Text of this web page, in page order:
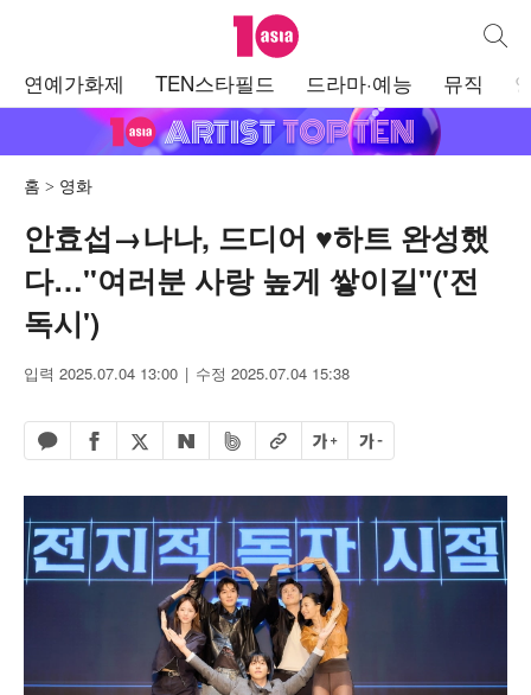
텐아시아 통합
연예가화제 TEN스타필드 드라마·예능 뮤직
홈 영화
안효섭→나나, 드디어 ♥하트 완성했
다…"여러분 사랑 높게 쌓이길"('전
독시')
입력 2025.07.04 13:00 수정 2025.07.04 15:38
카카오톡 공유하기
페이스북 공유하기
엑스 공유하기
네이버 공유하기
밴드 공유하기
URL복사글자 크게글자 작게